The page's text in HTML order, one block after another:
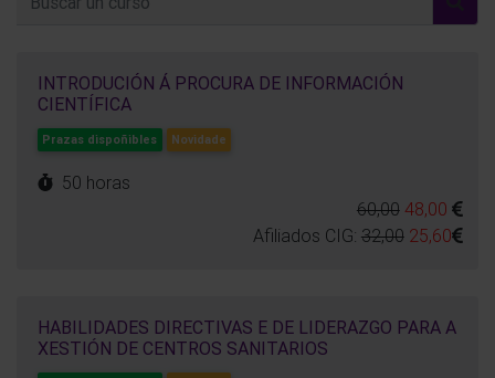
INTRODUCIÓN Á PROCURA DE INFORMACIÓN
CIENTÍFICA
Prazas dispoñibles Novidade
50 horas
60,00 48,00
Afiliados CIG: 32,00 25,60
HABILIDADES DIRECTIVAS E DE LIDERAZGO PARA A
XESTIÓN DE CENTROS SANITARIOS